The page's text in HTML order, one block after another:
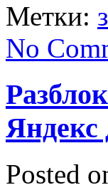
Метки:
No
Яндекс
Posted